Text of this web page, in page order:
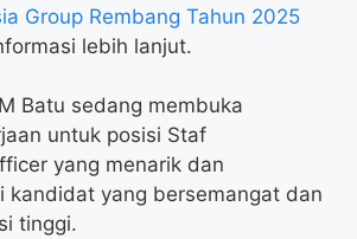
Group Rembang Tahun 2025
lebih lanjut.
Batu sedang membuka
untuk posisi Staf
yang menarik dan
kandidat yang bersemangat dan
tinggi.